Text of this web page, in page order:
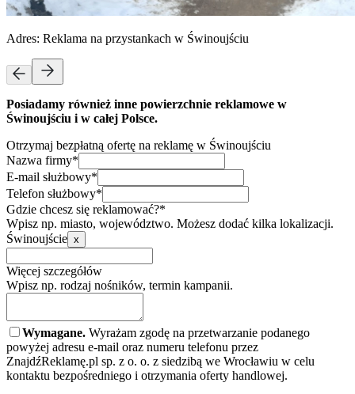
Adres: Reklama na przystankach w Świnoujściu
Posiadamy również inne powierzchnie reklamowe w
Świnoujściu i w całej Polsce.
Otrzymaj bezpłatną ofertę na reklamę w Świnoujściu
Nazwa firmy*
E-mail służbowy*
Telefon służbowy*
Gdzie chcesz się reklamować?*
Wpisz np. miasto, województwo. Możesz dodać kilka lokalizacji.
Świnoujście x
Więcej szczegółów
Wpisz np. rodzaj nośników, termin kampanii.
Wymagane. Wyrażam zgodę na przetwarzanie podanego
powyżej adresu e-mail oraz numeru telefonu przez
ZnajdźReklamę.pl sp. z o. o. z siedzibą we Wrocławiu w celu
kontaktu bezpośredniego i otrzymania oferty handlowej.